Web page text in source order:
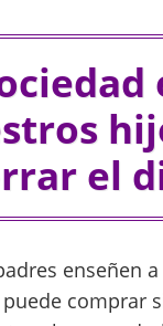
el
enseñen
comprar